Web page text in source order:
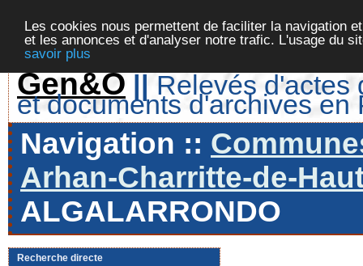
Les cookies nous permettent de faciliter la navigation
et les annonces et d'analyser notre trafic. L'usage du
savoir plus
Gen&O || Relevés d'actes
et documents d'archives en
Navigation ::
Arhan-Charritte-de-
ALGALARRONDO
Recherche directe